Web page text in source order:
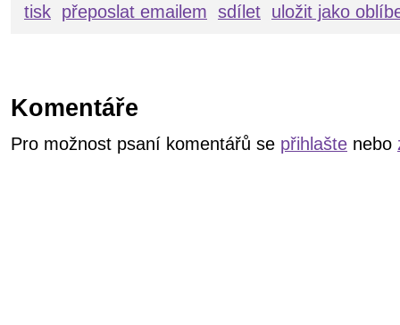
tisk přeposlat emailem sdílet uložit jako
Komentáře
Pro možnost psaní komentářů se přihlašte nebo